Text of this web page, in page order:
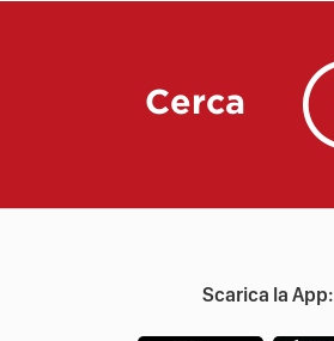
Cerca
Scarica la App: